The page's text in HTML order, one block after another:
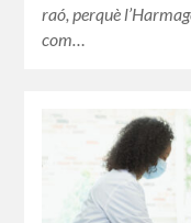
raó, perquè
com…